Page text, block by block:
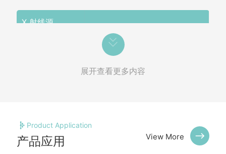
X 射线源
65 kV
50 W
展开查看更多内容
Product Application
产品应用 View More